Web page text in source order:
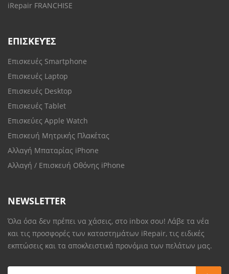
iRepair FRANCHISE
ΕΠΙΣΚΕΥΈΣ
Επισκευές Smartphone
Επισκευές Laptop
Επισκευές Desktop
Επισκευές Tablet
Επισκεύες Apple Watch
Επισκευή Μητρικής Πλακέτας
Αλλαγή Μπαταρίας iPhone
Αλλαγή / Επισκευή Οθόνης iPhone
NEWSLETTER
Όλα όσα δεν πρέπει να χάσεις, στο inbox σου! Λάβε τα νέα
και τις προσφορές των καταστημάτων iRepair, τις ειδικές
εκπτώσεις και τα αποκλειστικά προνόμια των πελάτων μας.